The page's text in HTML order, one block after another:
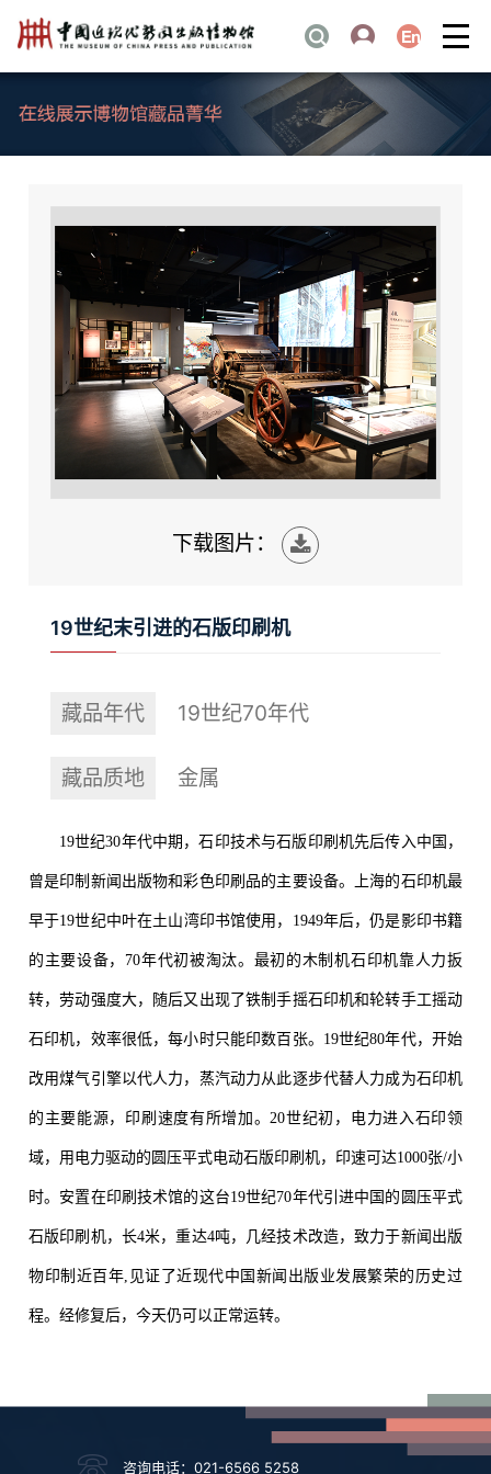
下载图片：
19世纪末引进的石版印刷机
藏品年代 19世纪70年代
藏品质地 金属
19世纪30年代中期，石印技术与石版印刷机先后传入中国，
曾是印制新闻出版物和彩色印刷品的主要设备。上海的石印机最
早于19世纪中叶在土山湾印书馆使用，1949年后，仍是影印书籍
的主要设备，70年代初被淘汰。最初的木制机石印机靠人力扳
转，劳动强度大，随后又出现了铁制手摇石印机和轮转手工摇动
石印机，效率很低，每小时只能印数百张。19世纪80年代，开始
改用煤气引擎以代人力，蒸汽动力从此逐步代替人力成为石印机
的主要能源，印刷速度有所增加。20世纪初，电力进入石印领
域，用电力驱动的圆压平式电动石版印刷机，印速可达1000张/小
时。安置在印刷技术馆的这台19世纪70年代引进中国的圆压平式
石版印刷机，长4米，重达4吨，几经技术改造，致力于新闻出版
物印制近百年,见证了近现代中国新闻出版业发展繁荣的历史过
程。经修复后，今天仍可以正常运转。
咨询电话：021-6566 5258